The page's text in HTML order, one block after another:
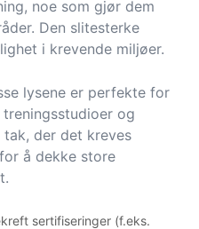
noe som gjør dem
Den slitesterke
i krevende miljøer.
lysene er perfekte for
og
tak, der det kreves
å dekke store
sertifiseringer (f.eks.